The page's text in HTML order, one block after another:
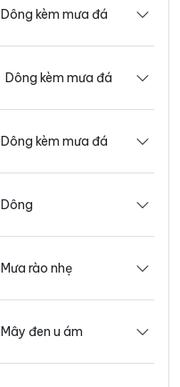
Dông kèm mưa đá
Dông kèm mưa đá
Dông kèm mưa đá
Dông
Mưa rào nhẹ
Mây đen u ám